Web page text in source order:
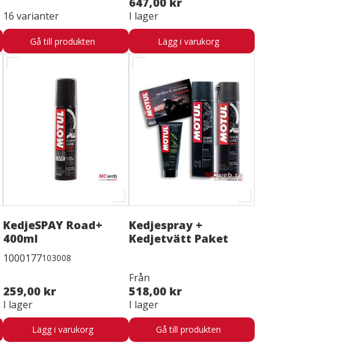
16 varianter
Gå till produkten
I lager
Lägg i varukorg
KedjeSPAY Road+
400ml
1000177103008
259,00 kr
I lager
Lägg i varukorg
Kedjespray +
Kedjetvätt Paket
Från
518,00 kr
I lager
Gå till produkten